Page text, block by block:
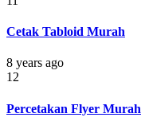
Cetak Tabloid Murah
8 years ago
12
Percetakan Flyer Murah